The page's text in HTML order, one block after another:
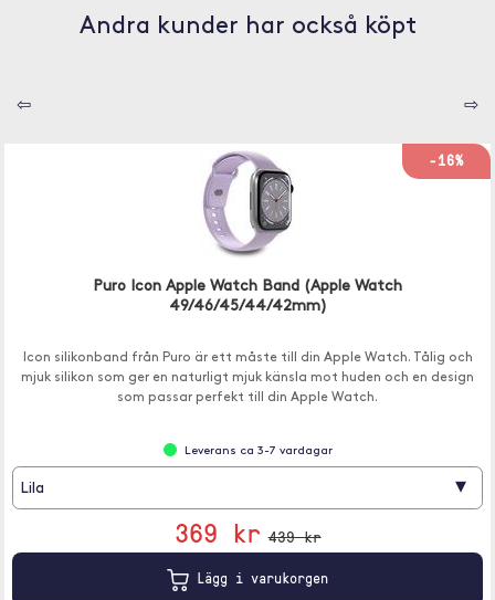
Andra kunder har också köpt
⇦ ⇨
-16%
Puro Icon Apple Watch Band (Apple Watch
49/46/45/44/42mm)
Icon silikonband från Puro är ett måste till din Apple Watch. Tålig och
mjuk silikon som ger en naturligt mjuk känsla mot huden och en design
som passar perfekt till din Apple Watch.
Leverans ca 3-7 vardagar
Lila ▾
369 kr 439 kr
Lägg i varukorgen